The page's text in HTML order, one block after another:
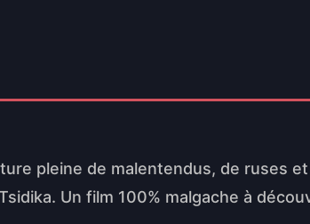
pleine de malentendus, de ruses
Un film 100% malgache à